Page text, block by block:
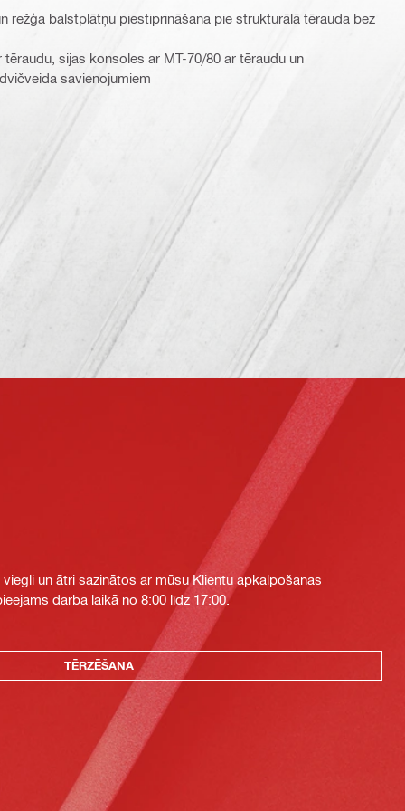
režģa balstplātņu piestiprināšana pie strukturālā tērauda bez
sijas konsoles ar MT-70/80 ar tēraudu un
savienojumiem
un ātri sazinātos ar mūsu Klientu apkalpošanas
darba laikā no 8:00 līdz 17:00.
TĒRZĒŠANA